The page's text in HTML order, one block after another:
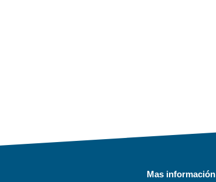
Mas información